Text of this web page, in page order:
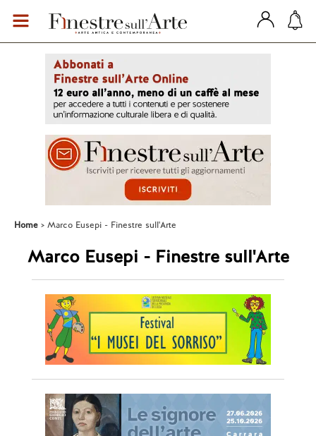
Home Marco Eusepi - Finestre sull'Arte
Marco Eusepi - Finestre sull'Arte